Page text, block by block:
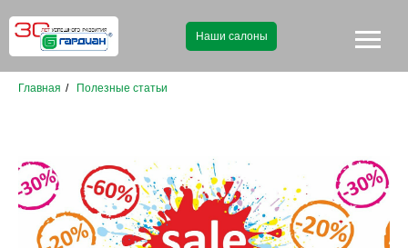
Наши салоны
Главная / Полезные статьи